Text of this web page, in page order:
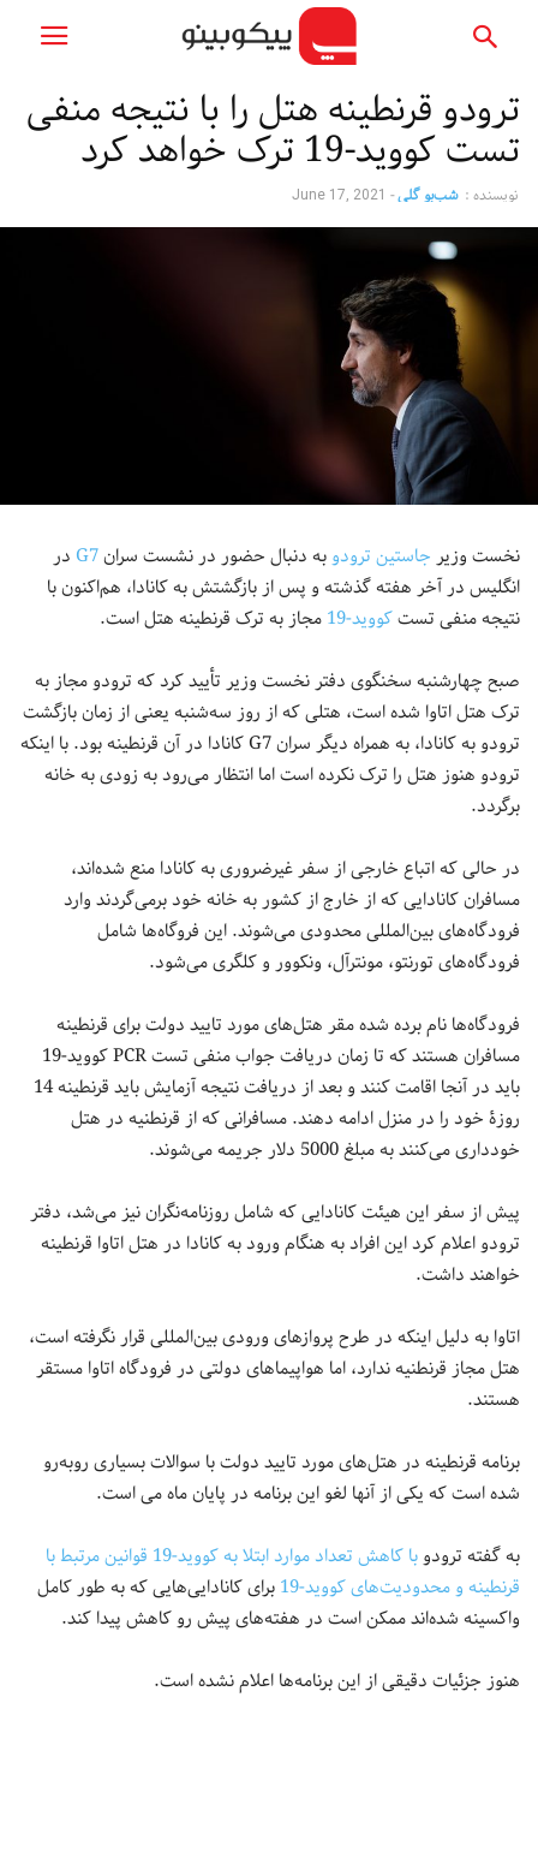
ترودو قرنطینه هتل را با نتیجه منفی
تست کووید-19 ترک خواهد کرد
نویسنده : شب‌بو گلی-
June 17, 2021
نخست وزیرجاستین ترودوبه دنبال حضور در نشست سرانG7 در
انگلیس در آخر هفته گذشته و پس از بازگشتش به کانادا، هم‌اکنون با
نتیجه منفی تستکووید-19
مجاز به ترک قرنطینه هتل است.
صبح چهارشنبه سخنگوی دفتر نخست وزیر تأیید کرد که ترودو مجاز به
ترک هتل اتاوا شده است، هتلی که از روز سه‌شنبه یعنی از زمان بازگشت
ترودو به کانادا، به همراه دیگر سران G7 کانادا در آن قرنطینه بود. با اینکه
ترودو هنوز هتل را ترک نکرده است اما انتظار می‌رود به زودی به خانه
برگردد.
در حالی که اتباع خارجی از سفر غیرضروری به کانادا منع شده‌اند،
مسافران کانادایی که از خارج از کشور به خانه خود برمی‌گردند وارد
فرودگاه‌های بین‌المللی محدودی می‌شوند. این فروگاه‌ها شامل
فرودگاه‌های تورنتو، مونترآل، ونکوور و کلگری می‌شود.
فرودگاه‌ها نام برده شده مقر هتل‌های مورد تایید دولت برای قرنطینه
مسافران هستند که تا زمان دریافت جواب منفی تست PCR کووید-19
باید در آنجا اقامت کنند و بعد از دریافت نتیجه آزمایش باید قرنطینه 14
روزۀ خود را در منزل ادامه دهند. مسافرانی که از قرنطنیه در هتل
خودداری می‌کنند به مبلغ 5000 دلار جریمه می‌شوند.
پیش از سفر این هیئت کانادایی که شامل روزنامه‌نگران نیز می‌شد، دفتر
ترودو اعلام کرد این افراد به هنگام ورود به کانادا در هتل اتاوا قرنطینه
خواهند داشت.
اتاوا به دلیل اینکه در طرح پروازهای ورودی بین‌المللی قرار نگرفته است،
هتل مجاز قرنطنیه ندارد، اما هواپیماهای دولتی در فرودگاه اتاوا مستقر
هستند.
برنامه قرنطینه در هتل‌های مورد تایید دولت با سوالات بسیاری روبه‌رو
شده است که یکی از آنها لغو این برنامه در پایان ماه می است.
به گفته ترودو
با کاهش تعداد موارد ابتلا به کووید-19 قوانین مرتبط با
قرنطینه و محدودیت‌های کووید-19
برای کانادایی‌هایی که به طور کامل
واکسینه شده‌اند ممکن است در هفته‌های پیش رو کاهش پیدا کند.
هنوز جزئیات دقیقی از این برنامه‌ها اعلام نشده است.